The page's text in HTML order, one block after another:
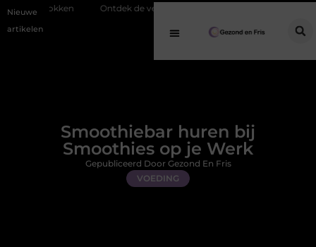
Nieuwe
artikelen
Ontdek de veelzijdigheid van eucalyptusolie in een geurverspreider
Smoothiebar huren bij
Smoothies op je Werk
VOEDING
Gepubliceerd Door Gezond En Fris